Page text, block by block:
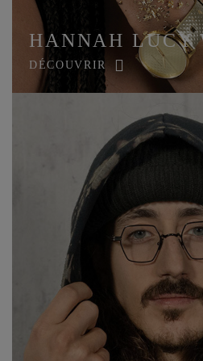
HANNAH LUCY
DÉCOUVRIR